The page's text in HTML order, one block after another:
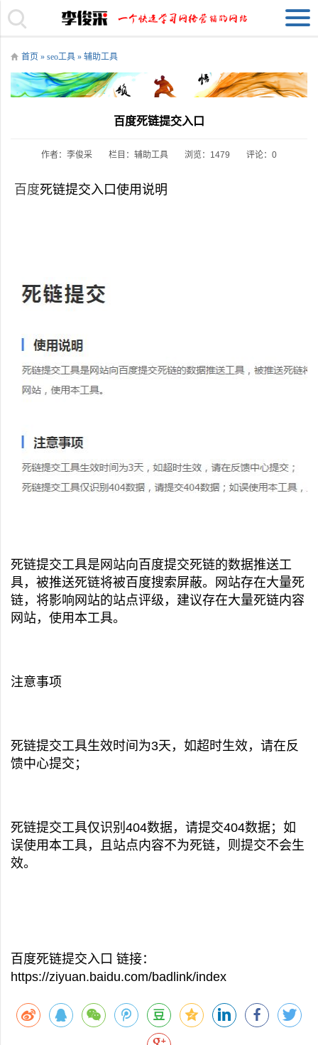
首页 » seo工具 » 辅助工具
百度死链提交入口
作者：李俊采 栏目： 辅助工具 浏览：1479 评论：0
百度死链提交入口使用说明
死链提交工具是网站向百度提交死链的数据推送工
具，被推送死链将被百度搜索屏蔽。网站存在大量死
链，将影响网站的站点评级，建议存在大量死链内容
网站，使用本工具。
注意事项
死链提交工具生效时间为3天，如超时生效，请在反
馈中心提交；
死链提交工具仅识别404数据，请提交404数据；如
误使用本工具，且站点内容不为死链，则提交不会生
效。
百度死链提交入口 链接：
https://ziyuan.baidu.com/badlink/index